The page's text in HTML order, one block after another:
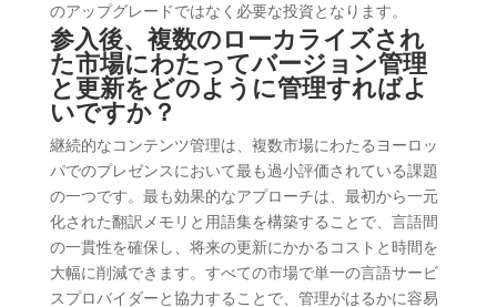
のアップグレードではなく必要な投資となります。
参入後、複数のローカライズされ
た市場にわたってバージョン管理
と更新をどのように管理すればよ
いですか？
継続的なコンテンツ管理は、複数市場にわたるヨーロッ
パでのプレゼンスにおいて最も過小評価されている課題
の一つです。最も効果的なアプローチは、最初から一元
化された翻訳メモリと用語集を構築することで、言語間
の一貫性を確保し、将来の更新にかかるコストと時間を
大幅に削減できます。すべての市場で単一の言語サービ
スプロバイダーと協力することで、管理がはるかに容易